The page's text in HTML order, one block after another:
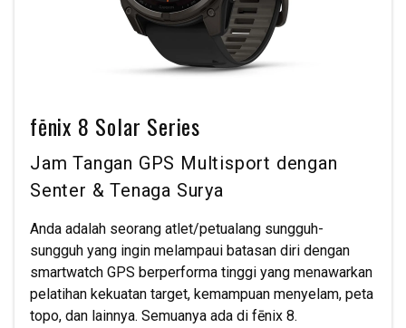
fēnix 8 Solar Series
Jam Tangan GPS Multisport dengan
Senter & Tenaga Surya
Anda adalah seorang atlet/petualang sungguh-
sungguh yang ingin melampaui batasan diri dengan
smartwatch GPS berperforma tinggi yang menawarkan
pelatihan kekuatan target, kemampuan menyelam, peta
topo, dan lainnya. Semuanya ada di fēnix 8.